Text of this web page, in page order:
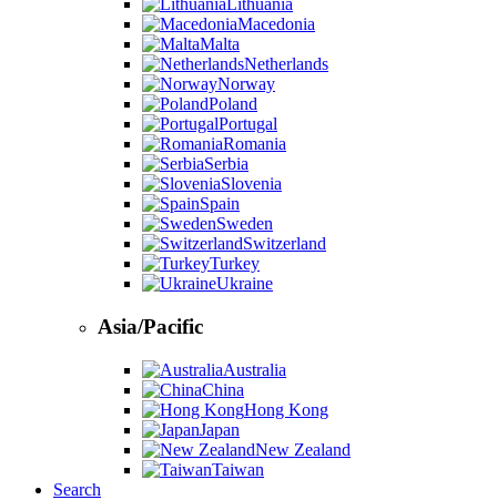
Lithuania
Macedonia
Malta
Netherlands
Norway
Poland
Portugal
Romania
Serbia
Slovenia
Spain
Sweden
Switzerland
Turkey
Ukraine
Asia/Pacific
Australia
China
Hong Kong
Japan
New Zealand
Taiwan
Search